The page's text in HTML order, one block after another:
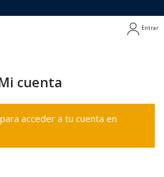
Entrar
cuenta
acceder a tu cuenta en